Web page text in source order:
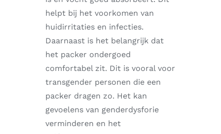
helpt bij het voorkomen van
huidirritaties en infecties.
Daarnaast is het belangrijk dat
het packer ondergoed
comfortabel zit. Dit is vooral voor
transgender personen die een
packer dragen zo. Het kan
gevoelens van genderdysforie
verminderen en het